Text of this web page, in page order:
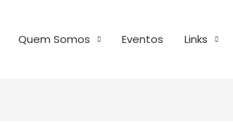
Quem Somos Eventos Links